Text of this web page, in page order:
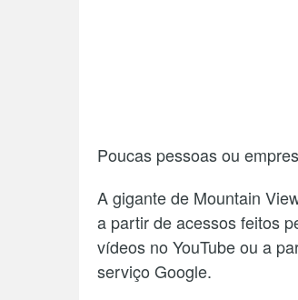
Poucas pessoas ou
A gigante de Mountain
a partir de acessos feitos
vídeos no YouTube ou a
serviço Google.